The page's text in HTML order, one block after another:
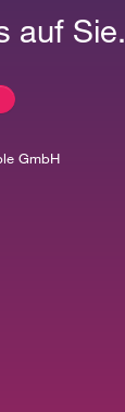
auf Sie.
GmbH